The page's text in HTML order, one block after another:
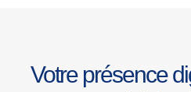
Votre présence